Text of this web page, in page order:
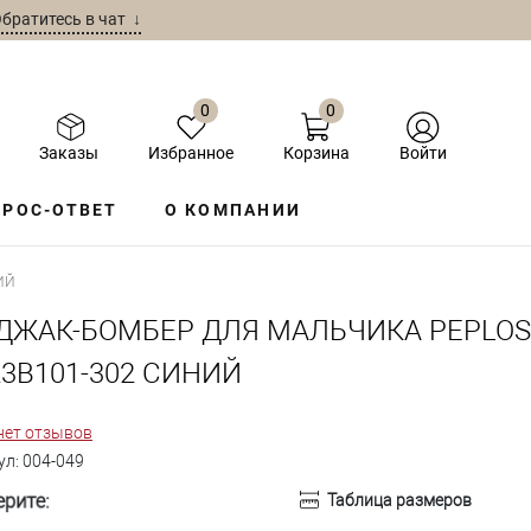
в чат ↓
Заказы
0
Избранное
0
Корзина Войти
ОТВЕТ О КОМПАНИИ
БОМБЕР ДЛЯ МАЛЬЧИКА PEPLOS
302 СИНИЙ
отзывов
004-049
Таблица размеров